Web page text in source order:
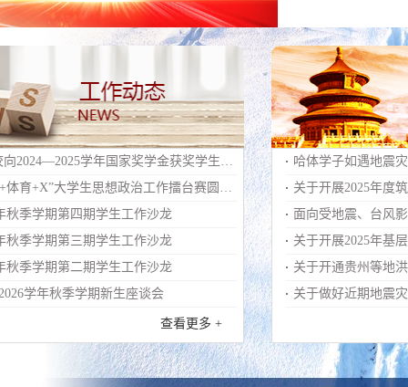
地助学贷款相关工
时，负责勤工助学
10.负责学生旷课
11.负责学生违纪
12.负责新生入学
13.负责新疆籍少
14.负责学生公寓
15.负责本部门党
16.完成学校交办
理处协助配合。
2024—2025学年国家奖学金获奖学生家
体育+X”大学生思想政治工作擂台赛圆满
秋季学期第四期学生工作沙龙
秋季学期第三期学生工作沙龙
秋季学期第二期学生工作沙龙
学年秋季学期新生座谈会
查看更多 +
哈体学子如遇地震
关于开展2025年度
面向受地震、台风
关于开展2025年基
关于开通贵州等地
关于做好近期地震